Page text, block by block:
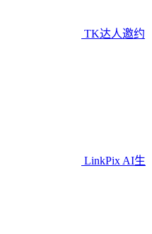
TK达人邀约
LinkPix AI生